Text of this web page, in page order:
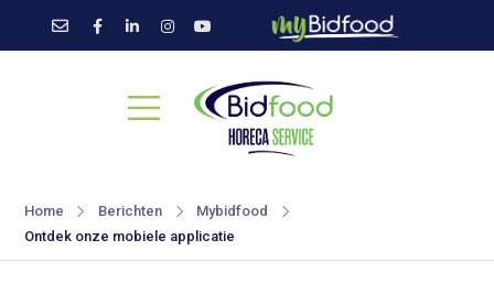
Home Berichten
Mybidfood
Ontdek onze mobiele applicatie